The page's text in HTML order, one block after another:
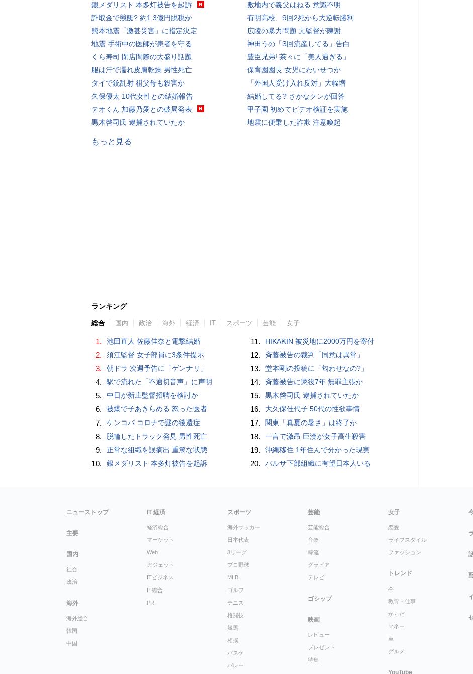
銀メダリスト 本多灯被告を起訴
詐取金で競艇? 約1.3億円脱税か
熊本地震「激甚災害」に指定決定
地震 手術中の医師が患者を守る
くら寿司 閉店間際の大盛り話題
服は汗で濡れ皮膚乾燥 男性死亡
タイで銃乱射 祖父母も殺害か
久保優太 10代女性との結婚報告
テオくん 加藤乃愛との破局発表
黒木啓司氏 逮捕されていたか
敷地内で義父はねる 意識不明
有明高校、9回2死から大逆転勝利
広陵の暴力問題 元監督が陳謝
神田うの「3回流産してる」告白
豊臣兄弟! 茶々に「美人過ぎる」
保育園園長 女児にわいせつか
「外国人受け入れ反対」大幅増
結婚してる? さかなクンが回答
甲子園 初めてビデオ検証を実施
地震に便乗した詐欺 注意喚起
もっと見る
ランキング
総合 国内 政治 海外 経済 IT スポーツ 芸能 女子
1. 池田直人 佐藤佳奈と電撃結婚
2. 須江監督 女子部員に3条件提示
3. 朝ドラ 次週予告に「ゲンナリ」
4. 駅で流れた「不適切音声」に声明
5. 中日が新庄監督招聘を検討か
6. 被爆で子あきらめる 怒った医者
7. ケンコバ コロナで謎の後遺症
8. 脱輪したトラック発見 男性死亡
9. 正常な組織を誤摘出 重篤な状態
10. 銀メダリスト 本多灯被告を起訴
11. HIKAKIN 被災地に2000万円を寄付
12. 斉藤被告の裁判「同意は異常」
13. 堂本剛の投稿に「匂わせなの?」
14. 斉藤被告に懲役7年 無罪主張か
15. 黒木啓司氏 逮捕されていたか
16. 大久保佳代子 50代の性欲事情
17. 関東「真夏の暑さ」は終了か
18. 一言で激昂 巨漢が女子高生殺害
19. 沖縄移住 1年住んで分かった現実
20. バルサ下部組織に有望日本人いる
ニューストップ
主要
国内
社会
政治
海外
海外総合
韓国
中国
IT 経済
経済総合
マーケット
Web
ガジェット
ITビジネス
IT総合
PR
スポーツ
海外サッカー
日本代表
Jリーグ
プロ野球
MLB
ゴルフ
テニス
格闘技
競馬
相撲
バスケ
バレー
芸能
芸能総合
音楽
韓流
グラビア
テレビ
ゴシップ
映画
レビュー
プレゼント
特集
女子
恋愛
ライフスタイル
ファッション
トレンド
本
教育・仕事
からだ
マネー
車
グルメ
YouTube